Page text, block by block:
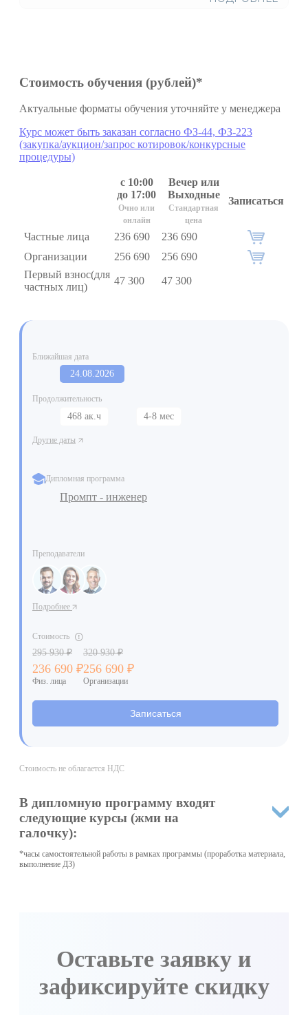
Стоимость обучения (рублей)*
Актуальные форматы обучения уточняйте у менеджера
Курс может быть заказан согласно ФЗ-44, ФЗ-223
(закупка/аукцион/запрос котировок/конкурсные
процедуры)
с 10:00
до 17:00
Очно или
онлайн
Вечер или
Выходные
Стандартная
цена
Записаться
Частные лица 236 690
236 690
Организации
256 690
256 690
Первый взнос(для
частных лиц)
47 300 47 300
Ближайшая дата
24.08.2026
Продолжительность
468 ак.ч 4-8 мес
Другие даты
Дипломная программа
Промпт - инженер
Преподаватели
Подробнее
Стоимость
295 930 ₽
236 690 ₽
Физ. лица
320 930 ₽
256 690 ₽
Организации
Записаться
Стоимость не облагается НДС
В дипломную программу входят
следующие курсы (жми на
галочку):
*часы самостоятельной работы в рамках программы (проработка материала,
выполнение ДЗ)
Оставьте заявку и
зафиксируйте скидку